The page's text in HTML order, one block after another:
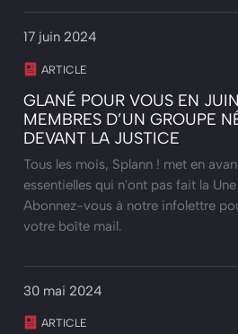
17 juin 2024
ARTICLE
GLANÉ POUR VOUS EN
MEMBRES D’UN GROUPE
DEVANT LA JUSTICE
Tous les mois, Splann ! met en
essentielles qui n'ont pas fait la
Abonnez-vous à notre infolettre
votre boîte mail.
30 mai 2024
ARTICLE